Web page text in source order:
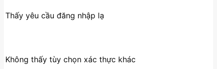
Thấy yêu cầu đăng nhập lạ
Không thấy tùy chọn xác thực khác